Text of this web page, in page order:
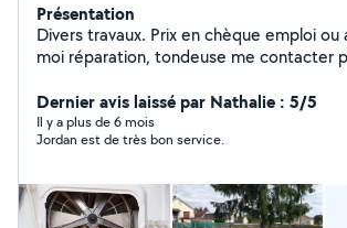
Présentation
Divers travaux. Prix en chèque emploi ou autre contrat
moi réparation, tondeuse me contacter
Dernier avis laissé par Nathalie : 5/5
Il y a plus de 6 mois
Jordan est de très bon service.